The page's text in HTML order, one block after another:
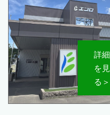
詳細
を見
る＞